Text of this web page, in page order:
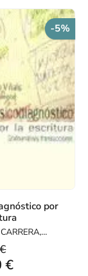
-5%
por
MARÍA LUZ
€